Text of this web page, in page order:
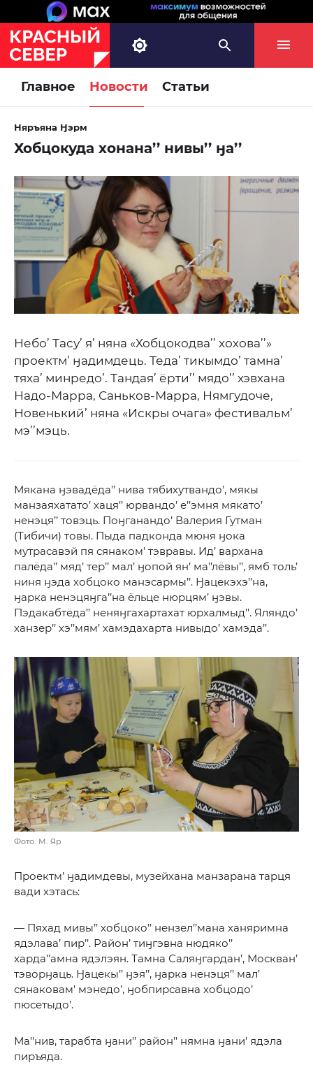
Главное Новости Статьи
Няръяна Ӈэрм
Хобцокуда хонана’’ нивы’’ ӈа’’
Небо’ Тасу’ я’ няна «Хобцокодва’’ хохова’’»
проектм’ ӈадимдець. Теда’ тикымдо’ тамна’
тяха’ минредо’. Тандая’ ёрти’’ мядо’’ хэвхана
Надо-Марра, Саньков-Марра, Нямгудоче,
Новенький’ няна «Искры очага» фестивальм’
мэ’’мэць.
Мякана ӈэвадёда’’ нива тябихутвандо’, мякы
манзаяхатато’ хаця’’ юрвандо’ е’’эмня мякато’
ненэця’’ товэць. Поӈганандо’ Валерия Гутман
(Тибичи) товы. Пыда падконда мюня ӈока
мутрасавэй пя сянаком’ тэвравы. Ид’ вархана
палёда’’ мяд’ тер’’ мал’ ӈопой ян’ ма’’лёвы’’, ямб толь’
ниня ӈэда хобцоко манэсармы’’. Ӈацекэхэ’’на,
ӈарка ненэцяӈга’’на ёльце нюрцям’ ӈэвы.
Пэдакабтёда’’ неняӈгахартахат юрхалмыд’’. Яляндо’
ханзер’’ хэ’’мям’ хамэдахарта нивыдо’ хамэда’’.
Фото: М. Яр
Проектм’ ӈадимдевы, музейхана манзарана тарця
вади хэтась:
— Пяхад мивы’’ хобцоко’’ нензел’’мана ханяримна
ядэлава’ пир’’. Район’ тиӈгэвна нюдяко’’
харда’’амна ядэлэян. Тамна Саляӈгардан’, Москван’
тэворӈаць. Ӈацекы’’ ӈэя’’, ӈарка ненэця’’ мал’
сянаковам’ мэнедо’, ӈобпирсавна хобцодо’
пюсетыдо’.
Ма’’нив, тарабта ӈани’’ район’’ нямна ӈани’ ядэла
пиръяда.